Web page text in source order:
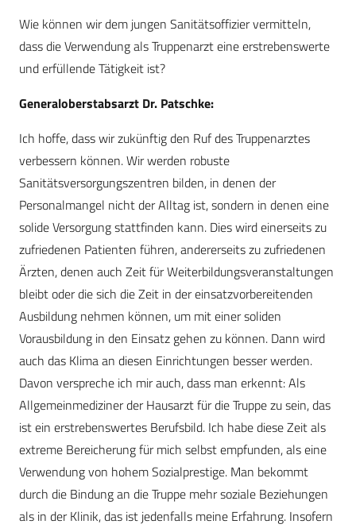
Wie können wir dem jungen Sanitätsoffizier vermitteln,
dass die Verwendung als Truppenarzt eine erstrebenswerte
und erfüllende Tätigkeit ist?
Generaloberstabsarzt Dr. Patschke:
Ich hoffe, dass wir zukünftig den Ruf des Truppenarztes
verbessern können. Wir werden robuste
Sanitätsversorgungszentren bilden, in denen der
Personalmangel nicht der Alltag ist, sondern in denen eine
solide Versorgung stattfinden kann. Dies wird einerseits zu
zufriedenen Patienten führen, andererseits zu zufriedenen
Ärzten, denen auch Zeit für Weiterbildungsveranstaltungen
bleibt oder die sich die Zeit in der einsatzvorbereitenden
Ausbildung nehmen können, um mit einer soliden
Vorausbildung in den Einsatz gehen zu können. Dann wird
auch das Klima an diesen Einrichtungen besser werden.
Davon verspreche ich mir auch, dass man erkennt: Als
Allgemeinmediziner der Hausarzt für die Truppe zu sein, das
ist ein erstrebenswertes Berufsbild. Ich habe diese Zeit als
extreme Bereicherung für mich selbst empfunden, als eine
Verwendung von hohem Sozialprestige. Man bekommt
durch die Bindung an die Truppe mehr soziale Beziehungen
als in der Klinik, das ist jedenfalls meine Erfahrung. Insofern